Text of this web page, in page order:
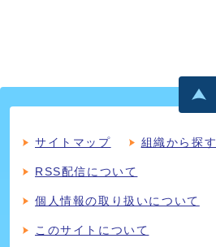
サイトマップ 組織から探す
RSS配信について
個人情報の取り扱いについて
このサイトについて